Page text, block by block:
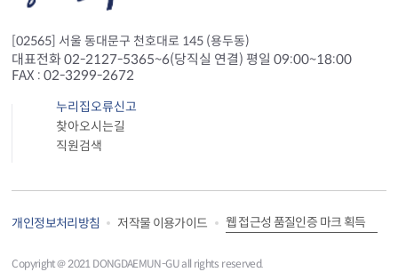
[02565] 서울 동대문구 천호대로 145 (용두동)
대표전화 02-2127-5365~6(당직실 연결) 평일 09:00~18:00
FAX : 02-3299-2672
누리집오류신고
찾아오시는길
직원검색
개인정보처리방침 저작물 이용가이드 웹 접근성 품질인증 마크 획득
Copyright＠ 2021 DONGDAEMUN-GU all rights reserved.